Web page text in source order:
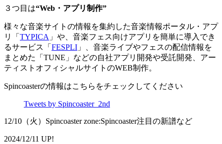
３つ目は“Web・アプリ制作”
様々な音楽サイトの情報を集約した音楽情報ポータル・アプ
リ「 TYPICA 」や、音楽フェス向けアプリを簡単に導入でき
るサービス「 FESPLI 」、音楽ライブやフェスの配信情報を
まとめた「TUNE」などの自社アプリ開発や受託開発、アー
ティストオフィシャルサイトのWEB制作。
Spincoasterの情報はこちらをチェックしてください
Tweets by Spincoaster_2nd
12/10（火）Spincoaster zone:Spincoaster注目の新譜など
2024/12/11 UP!